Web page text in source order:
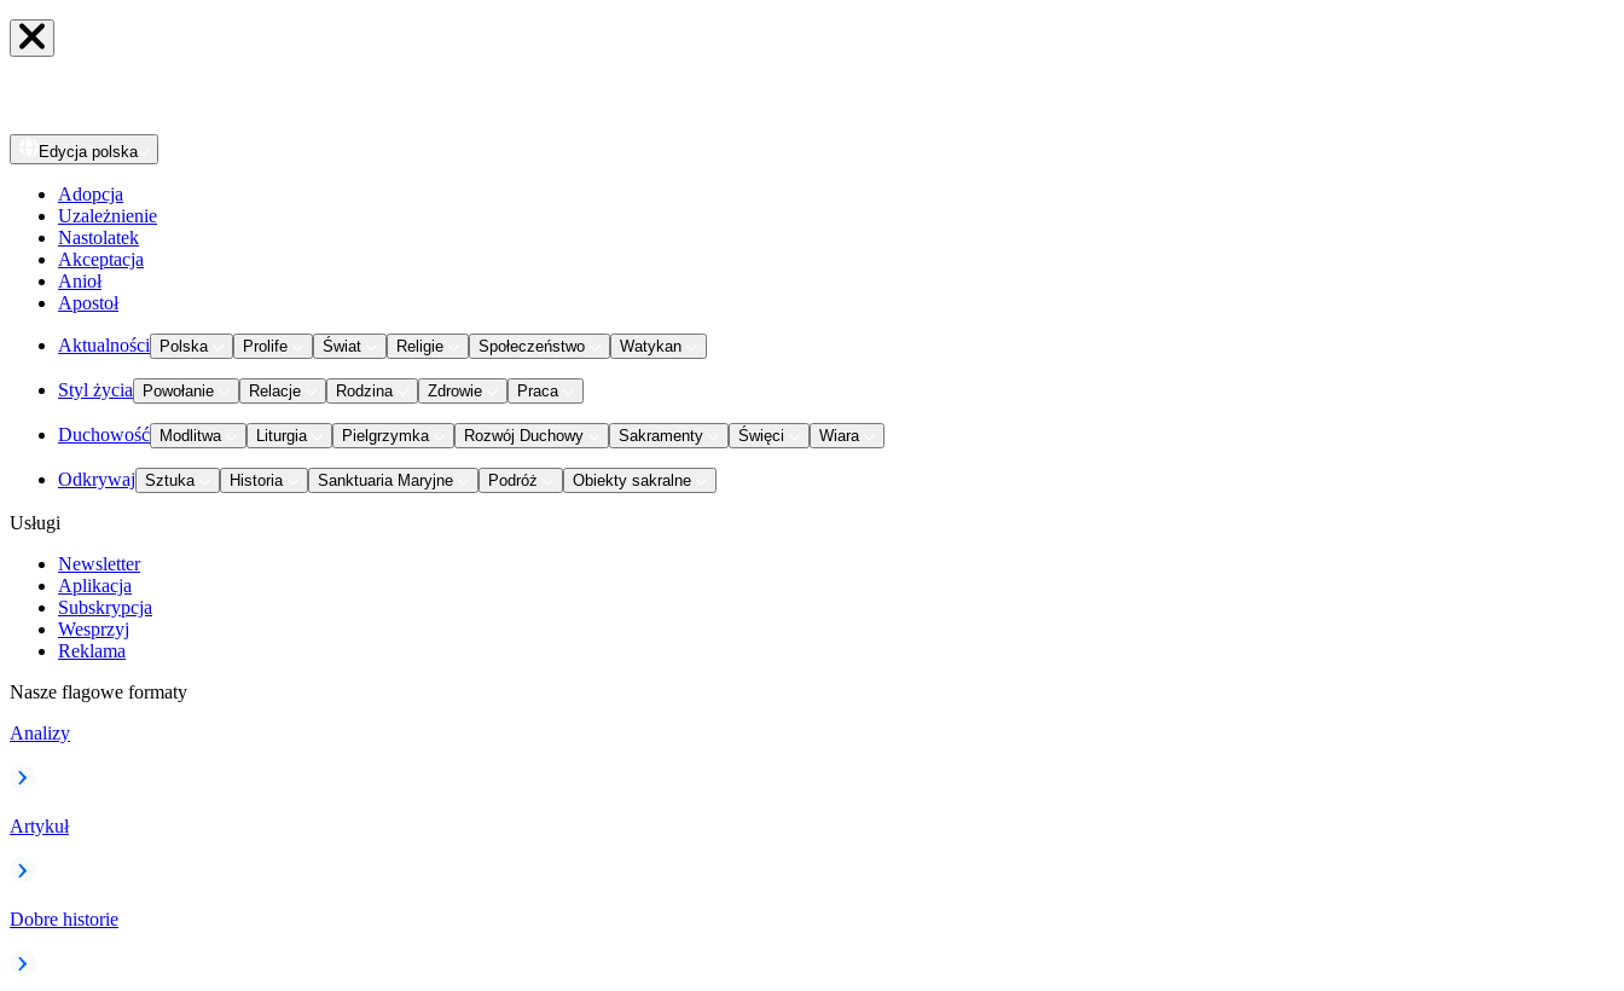
Edycja polska
Adopcja
Uzależnienie
Nastolatek
Akceptacja
Anioł
Apostoł
Aktualności Polska Prolife Świat Religie Społeczeństwo Watykan
Styl życia Powołanie Relacje Rodzina Zdrowie Praca
Duchowość Modlitwa Liturgia Pielgrzymka Rozwój Duchowy Sakramenty Święci Wiara
Odkrywaj Sztuka Historia Sanktuaria Maryjne Podróż Obiekty sakralne
Usługi
Newsletter
Aplikacja
Subskrypcja
Wesprzyj
Reklama
Nasze flagowe formaty
Analizy
Artykuł
Dobre historie